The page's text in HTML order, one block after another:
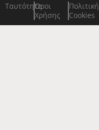
ΤαυτότηταΌροι
Χρήσης
Πολιτική
Cookies